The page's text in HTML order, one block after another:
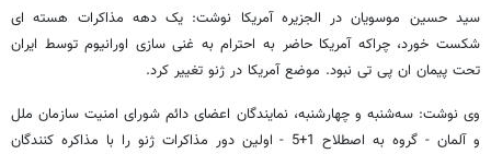
سید حسین موسویان در الجزیره آمریکا نوشت: یک دهه مذاکرات هسته ای
شکست خورد، چراکه آمریکا حاضر به احترام به غنی سازی اورانیوم توسط ایران
تحت پیمان ان پی تی نبود. موضع آمریکا در ژنو تغییر کرد.
وی نوشت: سه‌شنبه و چهارشنبه، نمایندگان اعضای دائم شورای امنیت سازمان ملل
و آلمان - گروه به اصطلاح 1+5 - اولین دور مذاکرات ژنو را با مذاکره کنندگان